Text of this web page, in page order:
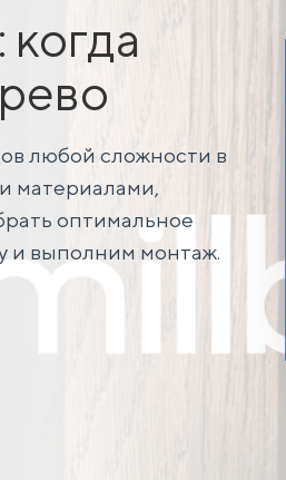
любой сложности в
материалами,
оптимальное
и выполним монтаж.